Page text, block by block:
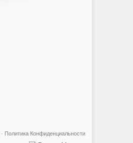
Политика Конфиденциальности
·